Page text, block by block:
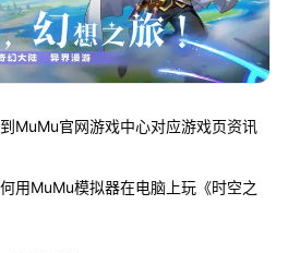
MuMu官网游戏中心对应游戏页资讯
用MuMu模拟器在电脑上玩《时空之